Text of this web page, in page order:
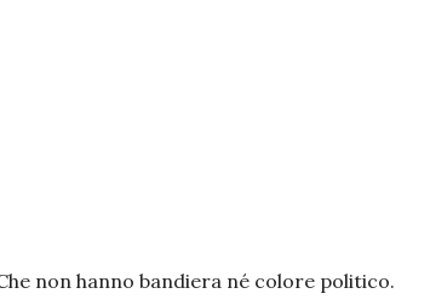
non hanno bandiera né colore politico.